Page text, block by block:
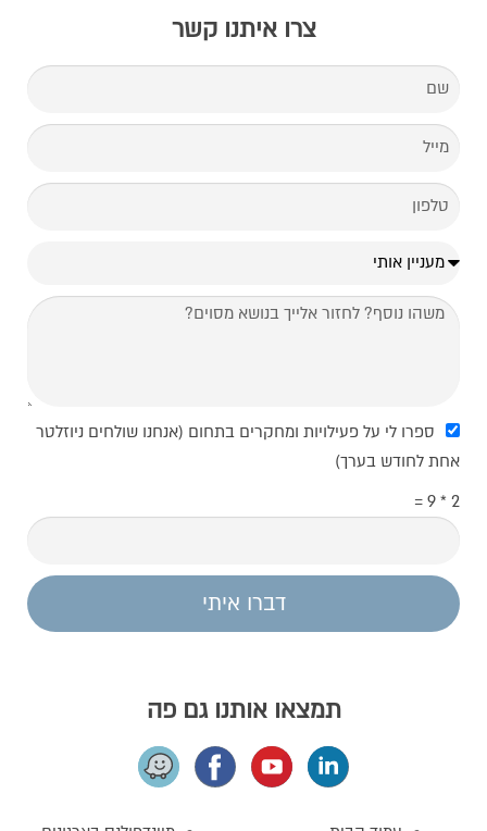
צרו איתנו קשר
ספרו לי על פעילויות ומחקרים בתחום (אנחנו שולחים ניוזלטר
אחת לחודש בערך)
2 * 9 =
דברו איתי
תמצאו אותנו גם פה